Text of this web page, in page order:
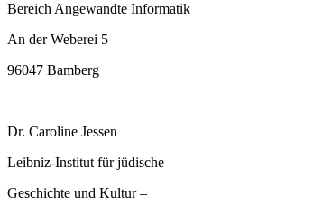
Bereich Angewandte Informatik
An der Weberei 5
96047 Bamberg
Dr. Caroline Jessen
Leibniz-Institut für jüdische
Geschichte und Kultur –